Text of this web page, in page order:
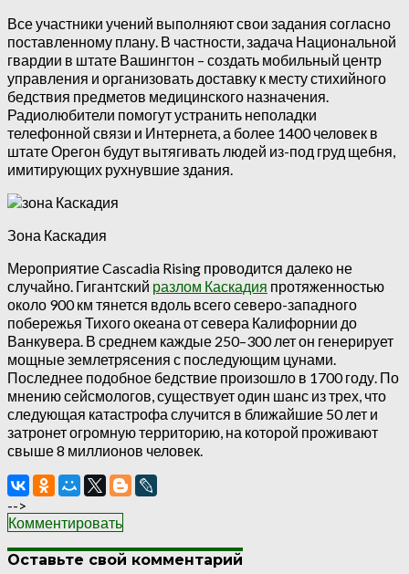
Все участники учений выполняют свои задания согласно
поставленному плану. В частности, задача Национальной
гвардии в штате Вашингтон – создать мобильный центр
управления и организовать доставку к месту стихийного
бедствия предметов медицинского назначения.
Радиолюбители помогут устранить неполадки
телефонной связи и Интернета, а более 1400 человек в
штате Орегон будут вытягивать людей из-под груд щебня,
имитирующих рухнувшие здания.
Зона Каскадия
Мероприятие Cascadia Rising проводится далеко не
случайно. Гигантский разлом Каскадия протяженностью
около 900 км тянется вдоль всего северо-западного
побережья Тихого океана от севера Калифорнии до
Ванкувера. В среднем каждые 250–300 лет он генерирует
мощные землетрясения с последующим цунами.
Последнее подобное бедствие произошло в 1700 году. По
мнению сейсмологов, существует один шанс из трех, что
следующая катастрофа случится в ближайшие 50 лет и
затронет огромную территорию, на которой проживают
свыше 8 миллионов человек.
-->
Комментировать
Оставьте свой комментарий